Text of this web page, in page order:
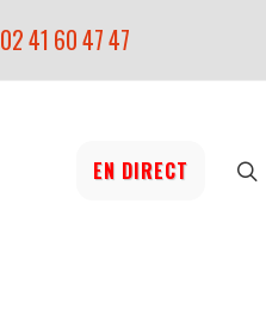
02 41 60 47 47
EN DIRECT